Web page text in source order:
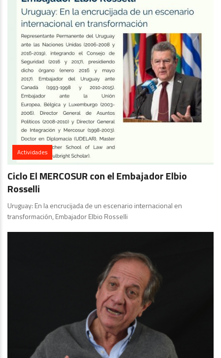
Actividades
Ciclo El MERCOSUR con el Embajador Elbio
Rosselli
Uruguay: En la encrucijada de un escenario internacional en
transformación, Embajador Elbio Rosselli